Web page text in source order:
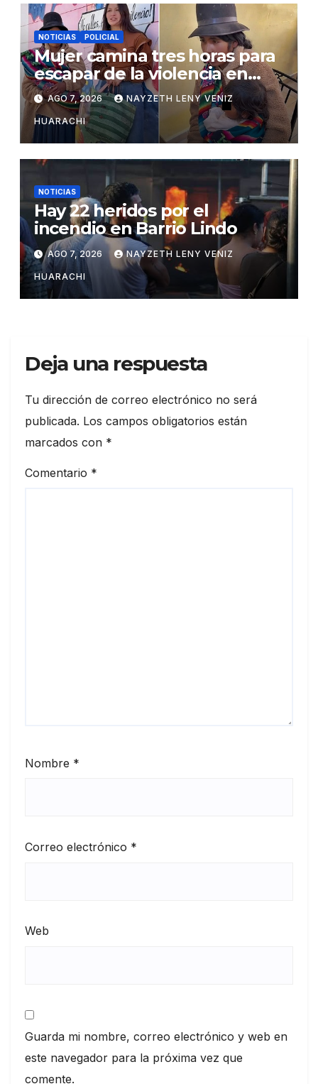
NOTICIAS POLICIAL
Mujer camina tres horas para
escapar de la violencia en
Potosí
AGO 7, 2026 NAYZETH LENY VENIZ
HUARACHI
NOTICIAS
Hay 22 heridos por el
incendio en Barrio Lindo
AGO 7, 2026 NAYZETH LENY VENIZ
HUARACHI
Deja una respuesta
Tu dirección de correo electrónico no será
publicada. Los campos obligatorios están
marcados con *
Comentario *
Nombre *
Correo electrónico *
Web
Guarda mi nombre, correo electrónico y web en
este navegador para la próxima vez que
comente.